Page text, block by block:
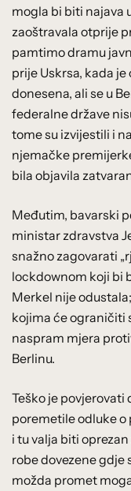
mogla bi biti najava
zaoštravala otprije
pamtimo dramu
prije Uskrsa, kada
donesena, ali se u
federalne države
tome su izvijestili i
njemačke
bila objavila
Međutim, bavarski
ministar zdravstva
snažno zagovarati
lockdownom koji bi
Merkel nije
kojima će ograničiti
naspram mjera
Berlinu.
Teško je povjerovati
poremetile odluke
i tu valja biti
robe dovezene gdje
možda promet